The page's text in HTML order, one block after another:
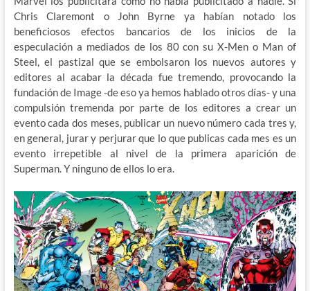
Chris Claremont o John Byrne ya habían notado los
beneficiosos efectos bancarios de los inicios de la
especulación a mediados de los 80 con su X-Men o Man of
Steel, el pastizal que se embolsaron los nuevos autores y
editores al acabar la década fue tremendo, provocando la
fundación de Image -de eso ya hemos hablado otros días- y una
compulsión tremenda por parte de los editores a crear un
evento cada dos meses, publicar un nuevo número cada tres y,
en general, jurar y perjurar que lo que publicas cada mes es un
evento irrepetible al nivel de la primera aparición de
Superman. Y ninguno de ellos lo era.